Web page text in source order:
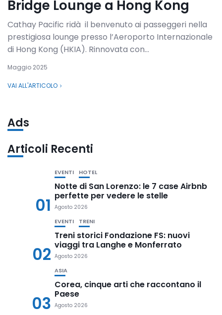
Bridge Lounge a Hong Kong
Cathay Pacific ridà il benvenuto ai passeggeri nella
prestigiosa lounge presso l’Aeroporto Internazionale
di Hong Kong (HKIA). Rinnovata con...
Maggio 2025
VAI ALL'ARTICOLO
Ads
Articoli Recenti
01
EVENTI HOTEL
Notte di San Lorenzo: le 7 case Airbnb
perfette per vedere le stelle
Agosto 2026
02
EVENTI TRENI
Treni storici Fondazione FS: nuovi
viaggi tra Langhe e Monferrato
Agosto 2026
03
ASIA
Corea, cinque arti che raccontano il
Paese
Agosto 2026